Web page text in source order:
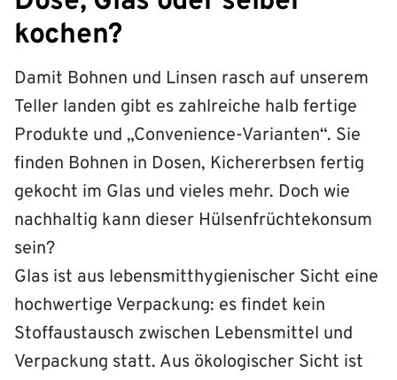
kochen?
Damit Bohnen und Linsen rasch auf unserem
Teller landen gibt es zahlreiche halb fertige
Produkte und „Convenience-Varianten“. Sie
finden Bohnen in Dosen, Kichererbsen fertig
gekocht im Glas und vieles mehr. Doch wie
nachhaltig kann dieser Hülsenfrüchtekonsum
sein?
Glas ist aus lebensmitthygienischer Sicht eine
hochwertige Verpackung: es findet kein
Stoffaustausch zwischen Lebensmittel und
Verpackung statt. Aus ökologischer Sicht ist